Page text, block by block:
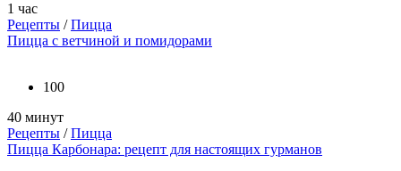
1 час
Рецепты /Пицца
Пицца с ветчиной и помидорами
100
40 минут
Рецепты /Пицца
Пицца Карбонара: рецепт для настоящих гурманов